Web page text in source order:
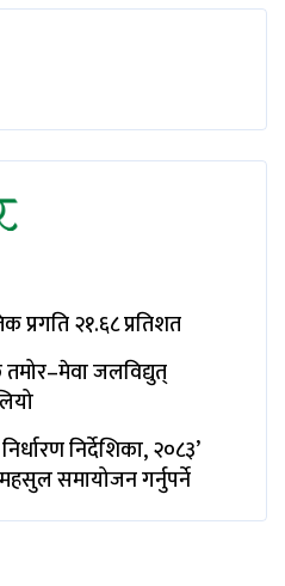
प्रगति २१.६८ प्रतिशत
जलविद्युत्
निर्देशिका, २०८३’
समायोजन गर्नुपर्ने